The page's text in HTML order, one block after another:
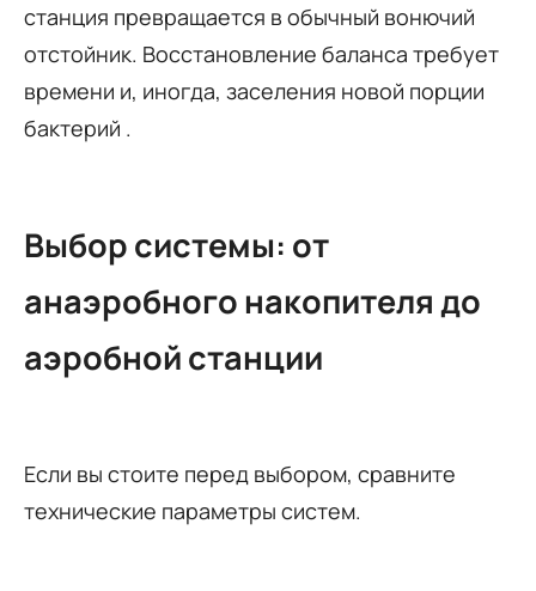
станция превращается в обычный вонючий
отстойник. Восстановление баланса требует
времени и, иногда, заселения новой порции
бактерий .
Выбор системы: от
анаэробного накопителя до
аэробной станции
Если вы стоите перед выбором, сравните
технические параметры систем.